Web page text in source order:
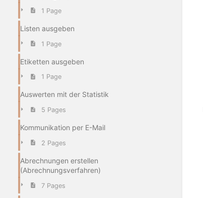
1 Page
Listen ausgeben
1 Page
Etiketten ausgeben
1 Page
Auswerten mit der Statistik
5 Pages
Kommunikation per E-Mail
2 Pages
Abrechnungen erstellen
(Abrechnungsverfahren)
7 Pages